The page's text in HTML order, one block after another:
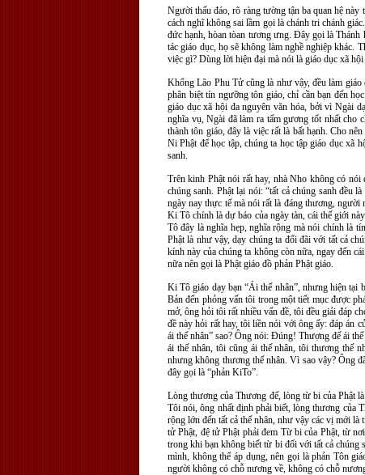
Người thấu đáo, rõ ràng tường tận ba quan hệ
cách nghĩ không sai lầm gọi là chánh tri chánh
đức hạnh, hòan tòan tương ưng. Đây gọi là Thánh
tác giáo dục, họ sẽ không làm nghề nghiệp
việc gì? Dùng lời hiện đại mà nói là giáo dục xã
Khổng Lão Phu Tử cũng là như vậy, đều làm
phân biệt tín ngưỡng tôn giáo, chỉ cần bạn đến
giáo dục xã hội đa nguyên văn hóa, bởi vì Ngài
nghĩa vụ, Ngài đã làm ra tấm gương tốt nhất cho
thành tôn giáo, đây là việc rất là bất hạnh. Cho
Ni Phật để học tập, chúng ta học tập giáo dục xã
sanh.
Trên kinh Phật nói rất hay, nhà Nho không có nói
chúng sanh. Phật lại nói: “tất cả chúng sanh đều
ngày nay thực tế mà nói rất là đáng thương,
Ki Tô chính là dự báo của ngày tàn, cái thế giới
Tô đây là nghĩa hẹp, nghĩa rộng mà nói chính là
Phật là như vậy, dạy chúng ta đối đãi với tất cả
kính này của chúng ta không còn nữa, ngay đến
nữa nên gọi là Phật giáo đồ phản Phật giáo.
Ki Tô giáo dạy bạn “Ái thế nhân”, nhưng hiện tại
Bản đến phỏng vấn tôi trong một tiết mục được
mở, ông hỏi tôi rất nhiều vấn đề, tôi đều giải đáp
đề này hỏi rất hay, tôi liền nói với ông ấy: đáp án
ái thế nhân” sao? Ông nói: Đúng! Thượng đế ái
ái thế nhân, tôi cũng ái thế nhân, tôi thương thế
nhưng không thương thế nhân. Vì sao vậy? Ông
đây gọi là “phản KiTo”.
Lòng thương của Thương đế, lòng từ bi của Phật
Tôi nói, ông nhất định phải biết, lòng thương của
rộng lớn đến tất cả thế nhân, như vậy các vị mới
tử Phật, đệ tử Phật phải đem Từ bi của Phật, từ
trong khi bạn không biết từ bi đối với tất cả chúng
mình, không thể áp dụng, nên gọi là phản Tôn
người không có chỗ nương về, không có chỗ